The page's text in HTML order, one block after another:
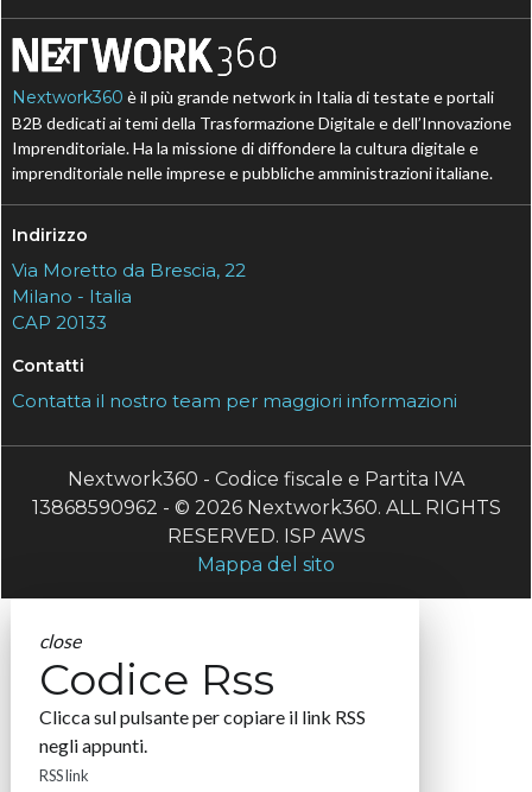
Nextwork360 è il più grande network in Italia di testate e portali
B2B dedicati ai temi della Trasformazione Digitale e dell’Innovazione
Imprenditoriale. Ha la missione di diffondere la cultura digitale e
imprenditoriale nelle imprese e pubbliche amministrazioni italiane.
Indirizzo
Via Moretto da Brescia, 22
Milano - Italia
CAP 20133
Contatti
Contatta il nostro team per maggiori informazioni
Nextwork360 - Codice fiscale e Partita IVA
13868590962 - © 2026 Nextwork360. ALL RIGHTS
RESERVED. ISP AWS
Mappa del sito
close
Codice Rss
Clicca sul pulsante per copiare il link RSS
negli appunti.
RSS link